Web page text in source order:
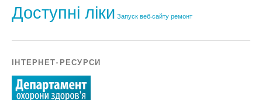
Доступні ліки Запуск веб-сайту ремонт
ІНТЕРНЕТ-РЕСУРСИ